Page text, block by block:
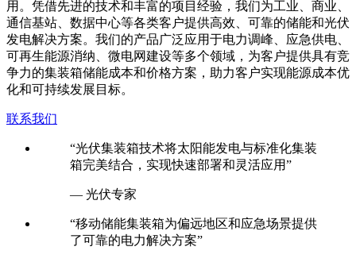
用。凭借先进的技术和丰富的项目经验，我们为工业、商业、
通信基站、数据中心等各类客户提供高效、可靠的储能和光伏
发电解决方案。我们的产品广泛应用于电力调峰、应急供电、
可再生能源消纳、微电网建设等多个领域，为客户提供具有竞
争力的集装箱储能成本和价格方案，助力客户实现能源成本优
化和可持续发展目标。
联系我们
“光伏集装箱技术将太阳能发电与标准化集装
箱完美结合，实现快速部署和灵活应用”
— 光伏专家
“移动储能集装箱为偏远地区和应急场景提供
了可靠的电力解决方案”